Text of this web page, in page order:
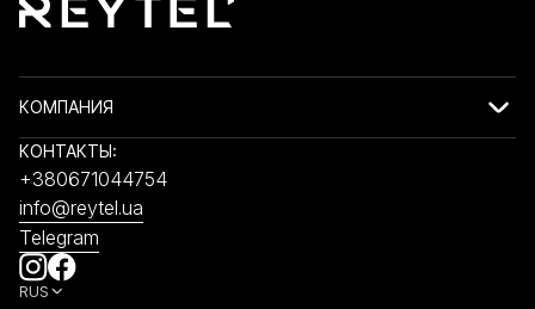
КОМПАНИЯ
КОНТАКТЫ:
+380671044754
info@reytel.ua
Telegram
RUS